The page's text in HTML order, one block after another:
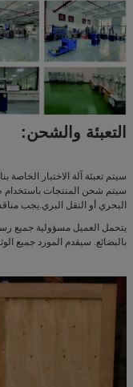
التعبئة والشحن:
سيتم تعبئة آلة الاختبار الخاصة
سيتم شحن المنتجات
البحري أو النقل البري.يجب
يتحمل العميل مسؤولية جميع
بالبضائع. سيقدم المورد جميع